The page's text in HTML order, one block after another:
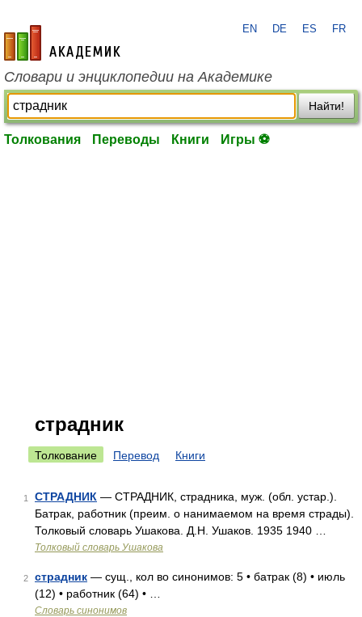
academic.ru
EN DE ES FR
Словари и энциклопедии на Академике
Найти!
Толкования Переводы Книги Игры ⚽
страдник
Толкование Перевод Книги
1 СТРАДНИК — СТРАДНИК, страдника, муж. (обл. устар.).
Батрак, работник (преим. о нанимаемом на время страды).
Толковый словарь Ушакова. Д.Н. Ушаков. 1935 1940 …
Толковый словарь Ушакова
2 страдник — сущ., кол во синонимов: 5 • батрак (8) • июль
(12) • работник (64) • …
Словарь синонимов